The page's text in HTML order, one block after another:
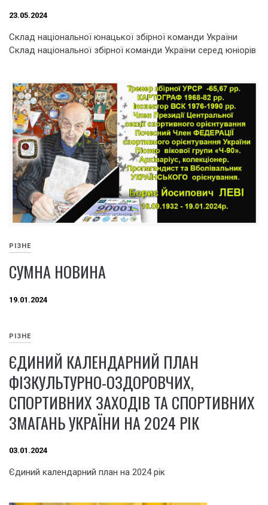
23.05.2024
Склад національної юнацької збірної команди України
Склад національної збірної команди України серед юніорів
РІЗНЕ
СУМНА НОВИНА
19.01.2024
РІЗНЕ
ЄДИНИЙ КАЛЕНДАРНИЙ ПЛАН
ФІЗКУЛЬТУРНО-ОЗДОРОВЧИХ,
СПОРТИВНИХ ЗАХОДІВ ТА СПОРТИВНИХ
ЗМАГАНЬ УКРАЇНИ НА 2024 РІК
03.01.2024
Єдиний календарний план на 2024 рік